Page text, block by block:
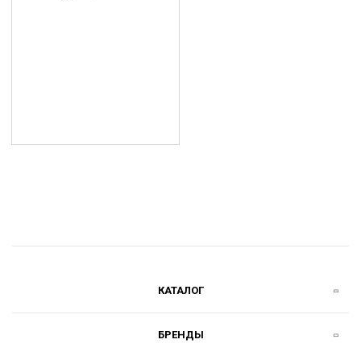
КАТАЛОГ
БРЕНДЫ